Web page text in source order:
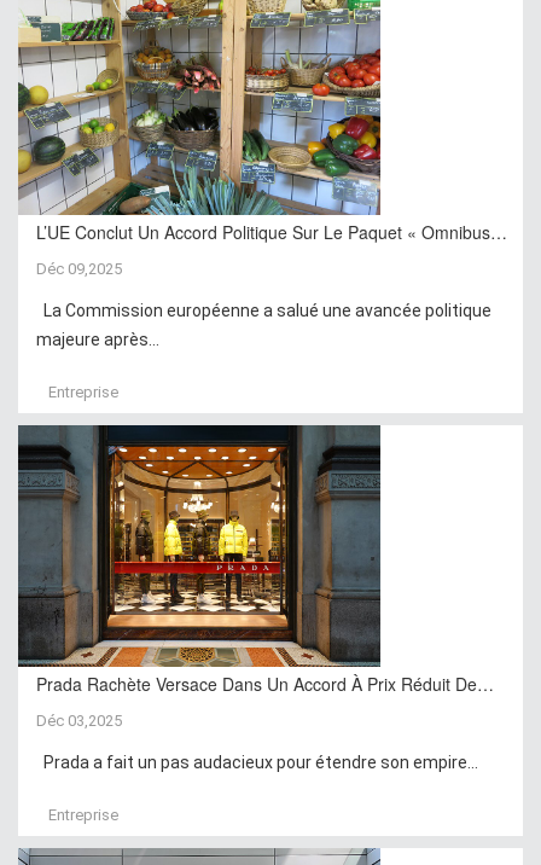
L’UE Conclut Un Accord Politique Sur Le Paquet « Omnibus…
Déc 09,2025
La Commission européenne a salué une avancée politique
majeure après...
Entreprise
Prada Rachète Versace Dans Un Accord À Prix Réduit De…
Déc 03,2025
Prada a fait un pas audacieux pour étendre son empire...
Entreprise